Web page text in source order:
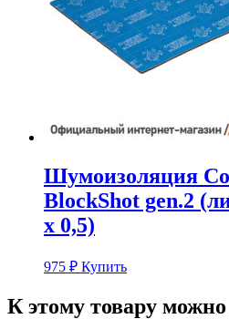
Шумоизоляция
BlockShot gen.2
х 0,5)
975 ₽ Купить
К этому товару